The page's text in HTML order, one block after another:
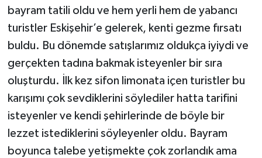
bayram tatili oldu ve hem yerli hem de yabancı
turistler Eskişehir’e gelerek, kenti gezme fırsatı
buldu. Bu dönemde satışlarımız oldukça iyiydi ve
gerçekten tadına bakmak isteyenler bir sıra
oluşturdu. İlk kez sifon limonata içen turistler bu
karışımı çok sevdiklerini söylediler hatta tarifini
isteyenler ve kendi şehirlerinde de böyle bir
lezzet istediklerini söyleyenler oldu. Bayram
boyunca talebe yetişmekte çok zorlandık ama